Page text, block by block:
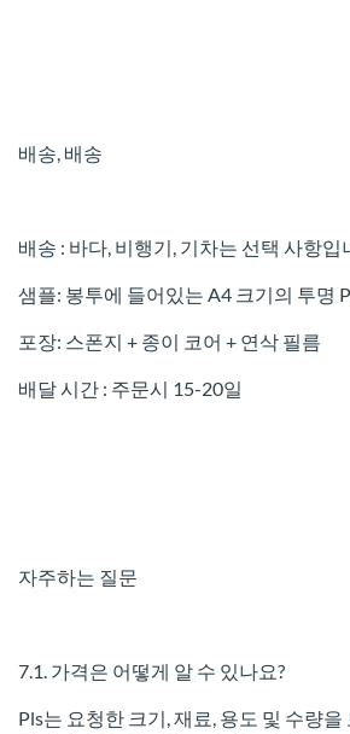
배송, 배송
배송 : 바다, 비행기, 기차는 선택 사항입
샘플: 봉투에 들어있는 A4 크기의 투명
포장: 스폰지 + 종이 코어 + 연삭 필름
배달 시간 : 주문시 15-20일
자주하는 질문
7.1. 가격은 어떻게 알 수 있나요?
Pls는 요청한 크기, 재료, 용도 및 수량